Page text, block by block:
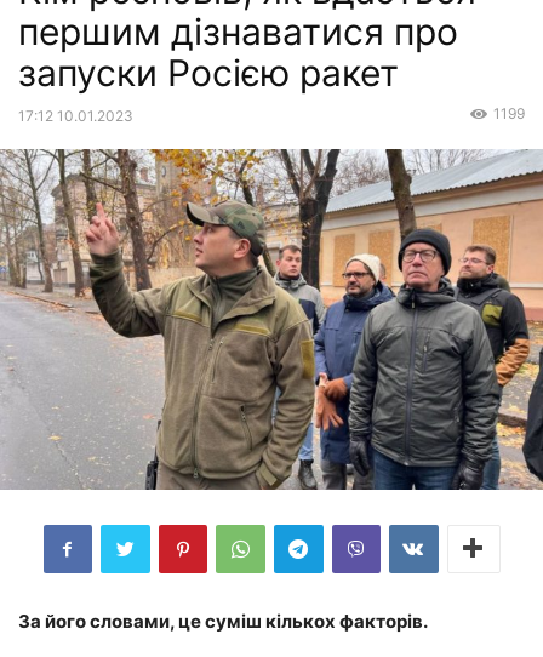
першим дізнаватися про
запуски Росією ракет
17:12 10.01.2023 1199
За його словами, це суміш кількох факторів.